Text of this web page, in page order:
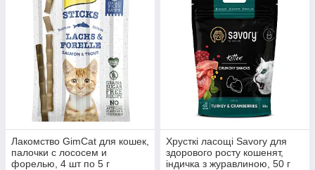
Лакомство GimCat для кошек,
палочки с лососем и
форелью, 4 шт по 5 г
Хрусткі ласощі Savory для
здорового росту кошенят,
індичка з журавлиною, 50 г